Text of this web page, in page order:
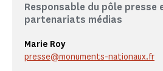
Responsable du pôle presse
partenariats médias
Marie Roy
presse@monuments-nationaux.fr